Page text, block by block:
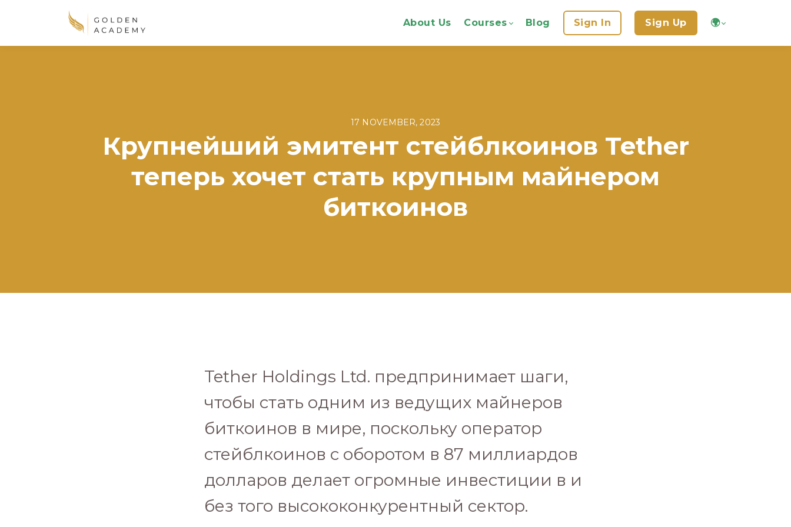
About Us Courses Blog Sign In Sign Up 🌍
17 NOVEMBER, 2023
Крупнейший эмитент стейблкоинов Tether
теперь хочет стать крупным майнером
биткоинов
Tether Holdings Ltd. предпринимает шаги,
чтобы стать одним из ведущих майнеров
биткоинов в мире, поскольку оператор
стейблкоинов с оборотом в 87 миллиардов
долларов делает огромные инвестиции в и
без того высококонкурентный сектор.